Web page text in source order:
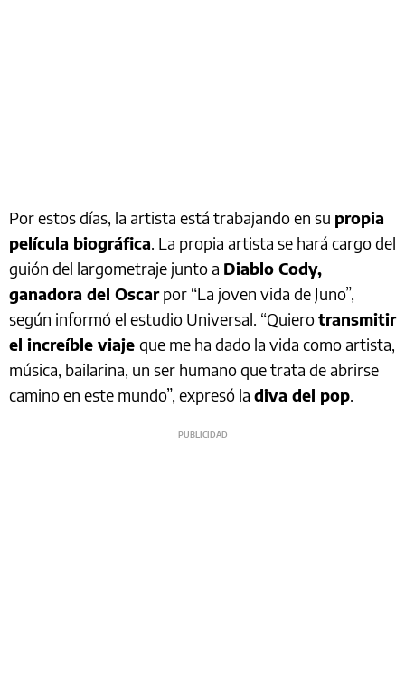
Por estos días, la artista está trabajando en su propia
película biográfica. La propia artista se hará cargo del
guión del largometraje junto a Diablo Cody,
ganadora del Oscarpor “La joven vida de Juno”,
según informó el estudio Universal. “Quierotransmitir
el increíble viaje que me ha dado la vida como artista,
música, bailarina, un ser humano que trata de abrirse
camino en este mundo”, expresó la diva del pop.